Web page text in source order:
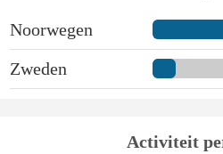
Noorwegen
Zweden
Activiteit